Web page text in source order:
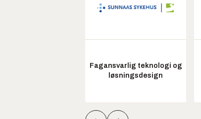
Fagansvarlig teknologi og
løsningsdesign